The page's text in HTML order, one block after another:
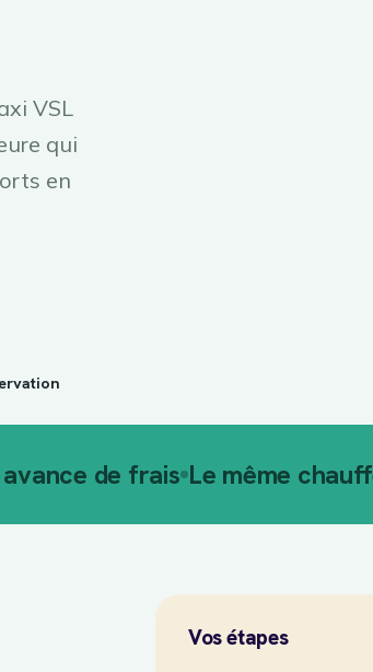
VSL
qui
en
de frais Le même
Vos étapes